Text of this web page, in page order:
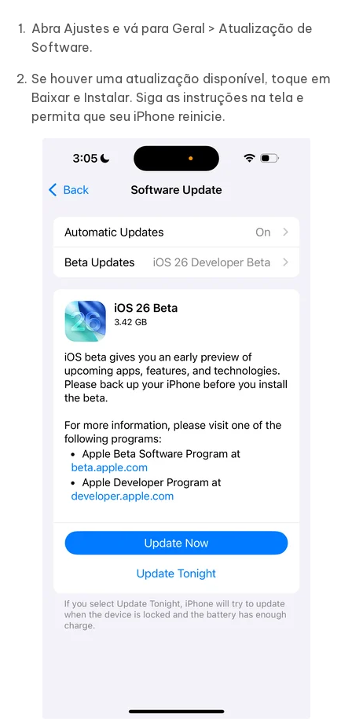
Abra Ajustes e vá para Geral > Atualização de
Software.
Se houver uma atualização disponível, toque em
Baixar e Instalar. Siga as instruções na tela e
permita que seu iPhone reinicie.